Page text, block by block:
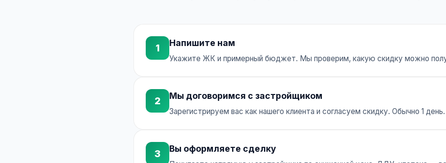
1 Напишите нам
Укажите ЖК и примерный бюджет. Мы проверим, какую скидку можно
2 Мы договоримся с застройщиком
Зарегистрируем вас как нашего клиента и согласуем скидку. Обычно 1 день.
3 Вы оформляете сделку